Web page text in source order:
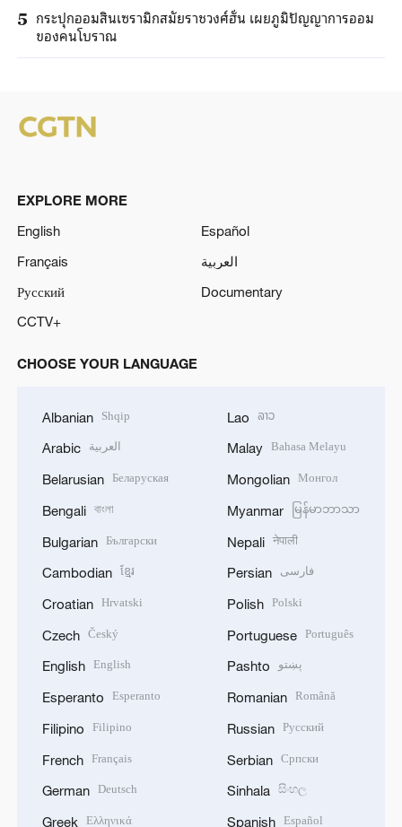
5 กระปุกออมสินเซรามิกสมัยราชวงศ์ฮั่น เผยภูมิปัญญาการออม
ของคนโบราณ
EXPLORE MORE
English
Español
Français
العربية
Русский
Documentary
CCTV+
CHOOSE YOUR LANGUAGE
Albanian Shqip
Arabic العربية
Belarusian Беларуская
Bengali বাংলা
Bulgarian Български
Cambodian ខ្មែរ
Croatian Hrvatski
Czech Český
English English
Esperanto Esperanto
Filipino Filipino
French Français
German Deutsch
Greek Ελληνικά
Lao ລາວ
Malay Bahasa Melayu
Mongolian Монгол
Myanmar မြန်မာဘာသာ
Nepali नेपाली
Persian فارسی
Polish Polski
Portuguese Português
Pashto پښتو
Romanian Română
Russian Русский
Serbian Српски
Sinhala සිංහල
Spanish Español